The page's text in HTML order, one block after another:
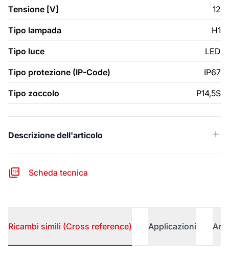
Tensione [V] 12
Tipo lampada H1
Tipo luce LED
Tipo protezione (IP-Code) IP67
Tipo zoccolo P14,5S
Descrizione dell'articolo
Scheda tecnica
Ricambi simili (Cross reference) Applicazioni